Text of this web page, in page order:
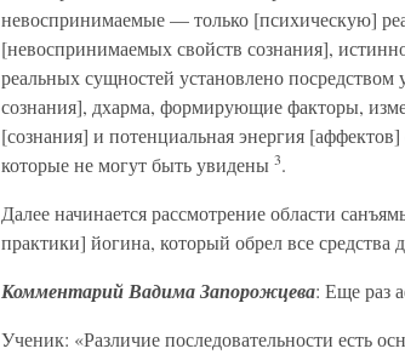
невоспринимаемые — только [психическую]
[невоспринимаемых свойств сознания],
реальных сущностей установлено
сознания], дхарма, формирующие факторы,
[сознания] и потенциальная энергия
которые не могут быть увидены 3.
Далее начинается рассмотрение области
практики] йогина, который обрел все
Комментарий Вадима Запорожцева: Еще раз
Ученик: «Различие последовательности есть